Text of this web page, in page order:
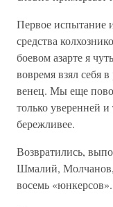
Первое испытание
средства
боевом азарте я
вовремя взял себя
венец. Мы еще
только уверенней
бережливее.
Возвратились,
Шмалий, Молчанов,
восемь